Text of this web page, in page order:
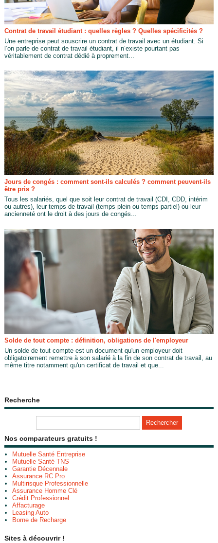
Contrat de travail étudiant : quelles règles ? Quelles spécificités ?
Une entreprise peut souscrire un contrat de travail avec un étudiant. Si
l’on parle de contrat de travail étudiant, il n’existe pourtant pas
véritablement de contrat dédié à proprement...
Jours de congés : comment sont-ils calculés ? comment peuvent-ils
être pris ?
Tous les salariés, quel que soit leur contrat de travail (CDI, CDD, intérim
ou autres), leur temps de travail (temps plein ou temps partiel) ou leur
ancienneté ont le droit à des jours de congés...
Solde de tout compte : définition, obligations de l'employeur
Un solde de tout compte est un document qu'un employeur doit
obligatoirement remettre à son salarié à la fin de son contrat de travail, au
même titre notamment qu'un certificat de travail et que...
Recherche
Nos comparateurs gratuits !
Mutuelle Santé Entreprise
Mutuelle Santé TNS
Garantie Décennale
Assurance RC Pro
Multirisque Professionnelle
Assurance Homme Clé
Crédit Professionnel
Affacturage
Leasing Auto
Borne de Recharge
Sites à découvrir !